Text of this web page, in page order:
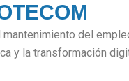
mantenimiento del
y la transformación